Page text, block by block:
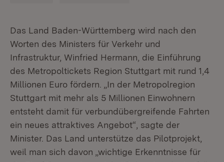
Das Land Baden-Württemberg wird nach den
Worten des Ministers für Verkehr und
Infrastruktur, Winfried Hermann, die Einführung
des Metropoltickets Region Stuttgart mit rund 1,4
Millionen Euro fördern. „In der Metropolregion
Stuttgart mit mehr als 5 Millionen Einwohnern
entsteht damit für verbundübergreifende Fahrten
ein neues attraktives Angebot“, sagte der
Minister. Das Land unterstütze das Pilotprojekt,
weil man sich davon „wichtige Erkenntnisse für